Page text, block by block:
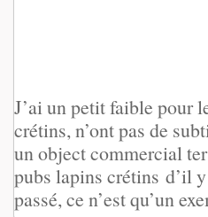
J’ai un petit faible pour
crétins, n’ont pas de
un object commercial
pubs lapins crétins d’il
passé, ce n’est qu’un